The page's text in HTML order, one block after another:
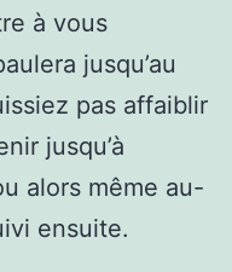
à vous
jusqu’au
pas affaiblir
jusqu’à
alors même au-
ensuite.